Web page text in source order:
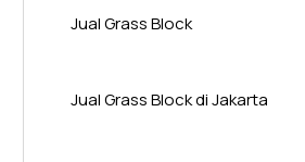
Jual Grass Block
Jual Grass Block di Jakarta